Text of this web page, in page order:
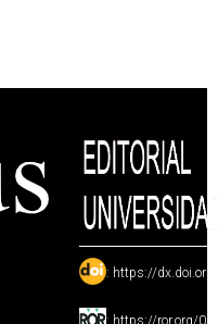
: https://
: https://ror.org/